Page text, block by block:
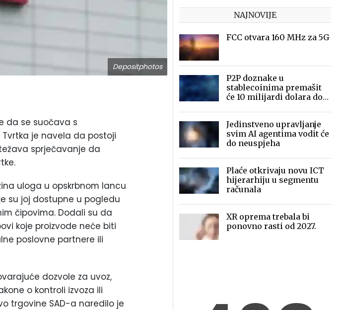
Depositphotos
da se suočava s
je navela da postoji
sprječavanje da
uloga u opskrbnom lancu
su joj dostupne u pogledu
čipovima. Dodali su da
koje proizvode neće biti
poslovne partnere ili
dozvole za uvoz,
o kontroli izvoza ili
trgovine SAD-a naredilo je
NAJNOVIJE
FCC otvara 160 MHz za 5G
P2P doznake u
stablecoinima premašit
će 10 milijardi dolara do
Jedinstveno upravljanje
svim AI agentima vodit će
do neuspjeha
Plaće otkrivaju novu ICT
hijerarhiju u segmentu
računala
XR oprema trebala bi
ponovno rasti od 2027.